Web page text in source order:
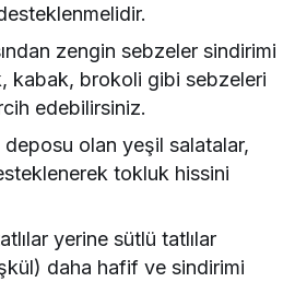
zengin sebzeler sindirimi
kabak, brokoli gibi sebzeleri
edebilirsiniz.
deposu olan yeşil salatalar,
tokluk hissini
yerine sütlü tatlılar
daha hafif ve sindirimi